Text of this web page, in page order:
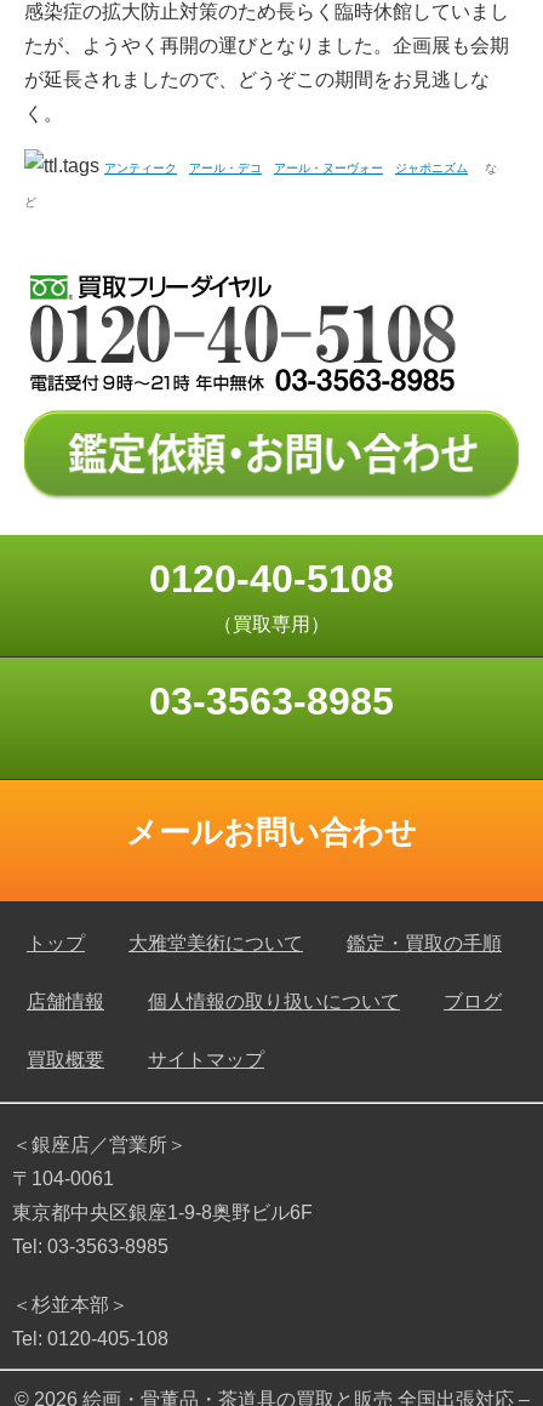
感染症の拡大防止対策のため長らく臨時休館していまし
たが、ようやく再開の運びとなりました。企画展も会期
が延長されましたので、どうぞこの期間をお見逃しな
く。
アンティーク アール・デコ アール・ヌーヴォー ジャポニズム な
ど
0120-40-5108
（買取専用）
03-3563-8985
メールお問い合わせ
トップ 大雅堂美術について 鑑定・買取の手順
店舗情報 個人情報の取り扱いについて ブログ
買取概要 サイトマップ
＜銀座店／営業所＞
〒104-0061
東京都中央区銀座1-9-8奥野ビル6F
Tel: 03-3563-8985
＜杉並本部＞
Tel: 0120-405-108
© 2026 絵画・骨董品・茶道具の買取と販売 全国出張対応 –